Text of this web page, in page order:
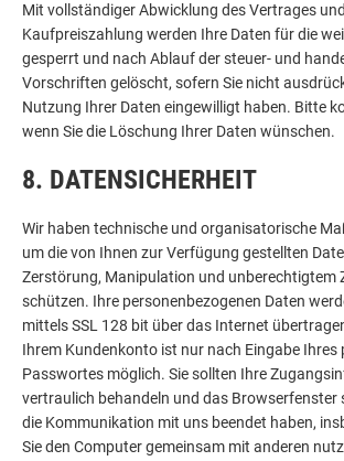
Mit vollständiger Abwicklung des Vertrages
Kaufpreiszahlung werden Ihre Daten für die
gesperrt und nach Ablauf der steuer- und
Vorschriften gelöscht, sofern Sie nicht
Nutzung Ihrer Daten eingewilligt haben. Bitte
wenn Sie die Löschung Ihrer Daten wünschen.
8. DATENSICHERHEIT
Wir haben technische und organisatorische
um die von Ihnen zur Verfügung gestellten
Zerstörung, Manipulation und unberechtigtem
schützen. Ihre personenbezogenen Daten
mittels SSL 128 bit über das Internet
Ihrem Kundenkonto ist nur nach Eingabe Ihres
Passwortes möglich. Sie sollten Ihre
vertraulich behandeln und das Browserfenster
die Kommunikation mit uns beendet haben,
Sie den Computer gemeinsam mit anderen